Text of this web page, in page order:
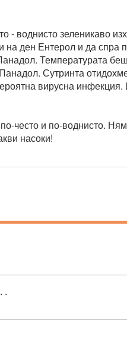
- воднисто зеленикаво
на ден Ентерол и да спра
Температурата
Сутринта
вирусна
често и по-воднисто.
насоки!
.